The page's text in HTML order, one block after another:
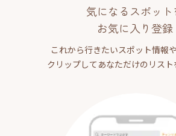
気になるスポット
お気に入り登録
これから行きたいスポット情報
クリップしてあなただけのリスト